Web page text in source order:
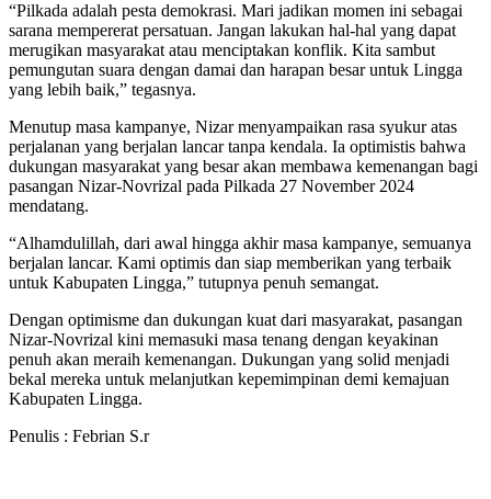
“Pilkada adalah pesta demokrasi. Mari jadikan momen ini sebagai
sarana mempererat persatuan. Jangan lakukan hal-hal yang dapat
merugikan masyarakat atau menciptakan konflik. Kita sambut
pemungutan suara dengan damai dan harapan besar untuk Lingga
yang lebih baik,” tegasnya.
Menutup masa kampanye, Nizar menyampaikan rasa syukur atas
perjalanan yang berjalan lancar tanpa kendala. Ia optimistis bahwa
dukungan masyarakat yang besar akan membawa kemenangan bagi
pasangan Nizar-Novrizal pada Pilkada 27 November 2024
mendatang.
“Alhamdulillah, dari awal hingga akhir masa kampanye, semuanya
berjalan lancar. Kami optimis dan siap memberikan yang terbaik
untuk Kabupaten Lingga,” tutupnya penuh semangat.
Dengan optimisme dan dukungan kuat dari masyarakat, pasangan
Nizar-Novrizal kini memasuki masa tenang dengan keyakinan
penuh akan meraih kemenangan. Dukungan yang solid menjadi
bekal mereka untuk melanjutkan kepemimpinan demi kemajuan
Kabupaten Lingga.
Penulis : Febrian S.r